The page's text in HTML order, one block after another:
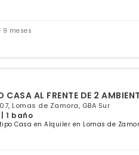
9 meses
Lomas de Zamora, GBA Sur
1 baño
Casa en Alquiler en Lomas de